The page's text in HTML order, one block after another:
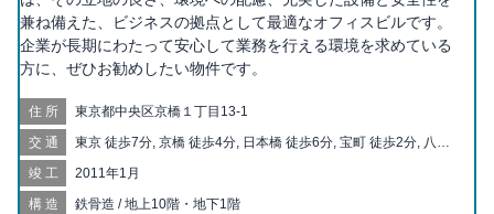
兼ね備えた、ビジネスの拠点として最適なオフィスビルです。
企業が長期にわたって安心して業務を行える環境を求めている
方に、ぜひお勧めしたい物件です。
住所 東京都中央区京橋１丁目13-1
交通
東京 徒歩7分, 京橋 徒歩4分, 日本橋 徒歩6分, 宝町 徒歩2分, 八丁
分, 三越前 徒歩10分, 有楽町 徒歩11分, 銀座 徒歩11分, 大手町 徒
歩12分, 東銀座 徒歩12分, 築地 徒歩13分, 二重橋前 徒歩13分, 日
竣工 2011年1月
構造 鉄骨造 / 地上10階・地下1階